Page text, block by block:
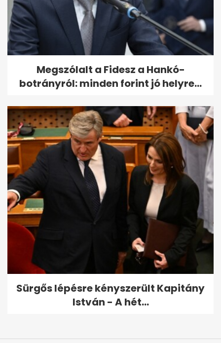
Megszólalt a Fidesz a Hankó-
botrányról: minden forint jó helyre...
Sürgős lépésre kényszerült Kapitány
István - A hét...